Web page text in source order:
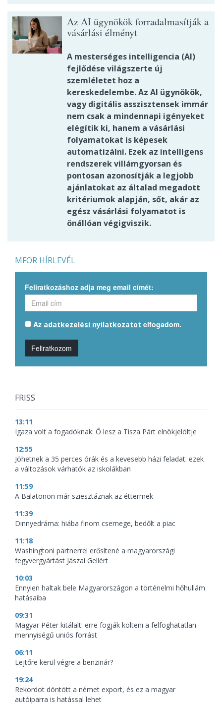
Az AI ügynökök forradalmasítják a
vásárlási élményt
A mesterséges intelligencia (AI)
fejlődése világszerte új
szemléletet hoz a
kereskedelembe. Az AI ügynökök,
vagy digitális asszisztensek immár
nem csak a mindennapi igényeket
elégítik ki, hanem a vásárlási
folyamatokat is képesek
automatizálni. Ezek az intelligens
rendszerek villámgyorsan és
pontosan azonosítják a legjobb
ajánlatokat az általad megadott
kritériumok alapján, sőt, akár az
egész vásárlási folyamatot is
önállóan végigviszik.
MFOR HÍRLEVÉL
Feliratkozáshoz adja meg email címét:
Az adatkezelési nyilatkozatot elfogadom.
Feliratkozom
FRISS
13:11
Igaza volt a fogadóknak: Ő lesz a Tisza Párt elnökjelöltje
12:55
Jöhetnek a 35 perces órák és a kevesebb házi feladat: ezek
a változások várhatók az iskolákban
11:59
A Balatonon már sziesztáznak az éttermek
11:39
Dinnyedráma: hiába finom csemege, bedőlt a piac
11:18
Washingtoni partnerrel erősítené a magyarországi
fegyvergyártást Jászai Gellért
10:03
Ennyien haltak bele Magyarországon a történelmi hőhullám
hatásaiba
09:31
Magyar Péter kitálalt: erre fogják költeni a felfoghatatlan
mennyiségű uniós forrást
06:11
Lejtőre kerül végre a benzinár?
19:24
Rekordot döntött a német export, és ez a magyar
autóiparra is hatással lehet